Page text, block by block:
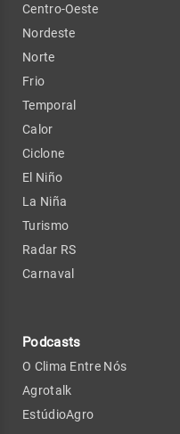
Centro-Oeste
Nordeste
Norte
Frio
Temporal
Calor
Ciclone
El Niño
La Niña
Turismo
Radar RS
Carnaval
Podcasts
O Clima Entre Nós
Agrotalk
EstúdioAgro